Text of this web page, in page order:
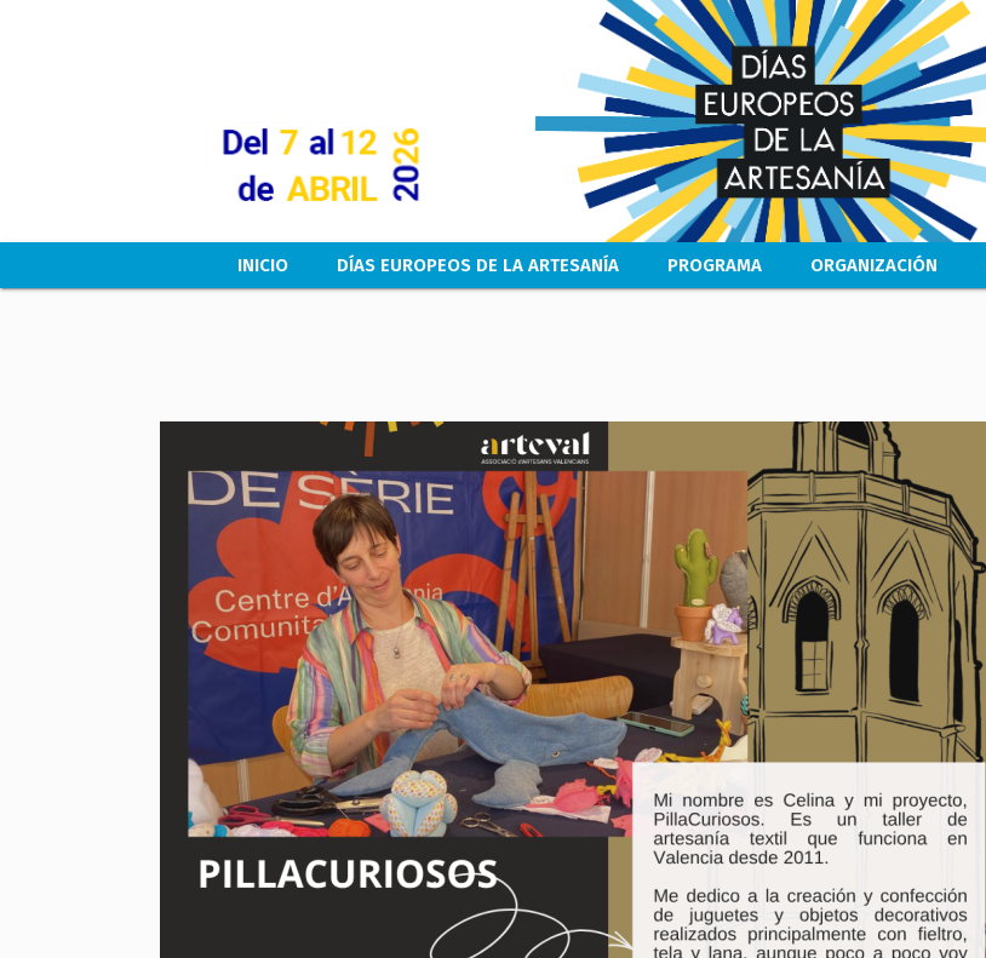
Pasar
al
contenido
principal
Main navigation
INICIO DÍAS EUROPEOS DE LA ARTESANÍA PROGRAMA ORGANIZACIÓN